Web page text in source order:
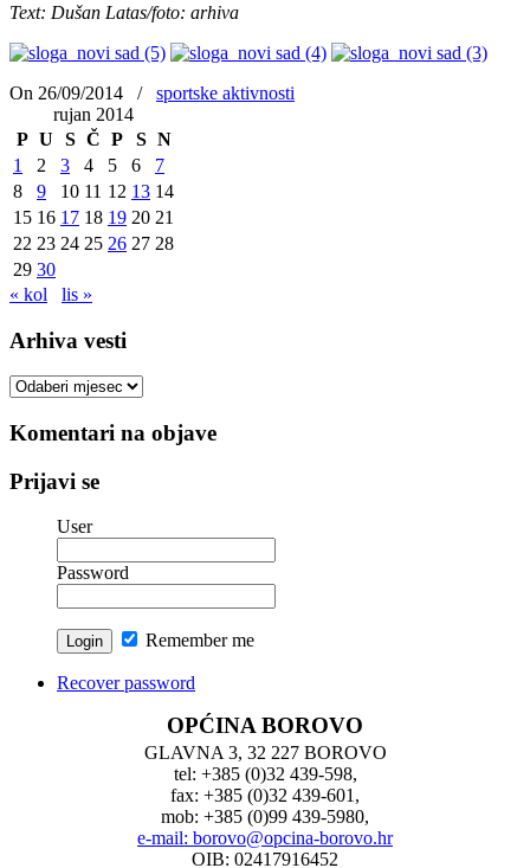
Text: Dušan Latas/foto: arhiva
On 26/09/2014 /
sportske aktivnosti
rujan 2014
P U S Č P S N
1
2 3 4 5 6
7
8
9 10 11 12 13 14
15 16 17 18 19 20 21
22 23 24 25 26 27 28
29 30
« kol
lis »
Arhiva vesti
Arhiva
Komentari na objave
Prijavi se
User
Password
Remember me
Recover password
OPĆINA BOROVO
GLAVNA 3, 32 227 BOROVO
tel: +385 (0)32 439-598,
fax: +385 (0)32 439-601,
mob: +385 (0)99 439-5980,
e-mail: borovo@opcina-borovo.hr
OIB: 02417916452